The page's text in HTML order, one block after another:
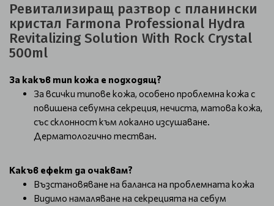
Ревитализиращ разтвор с планински
кристал Farmona Professional Hydra
Revitalizing Solution With Rock Crystal
500ml
За какъв тип кожа е подходящ?
За всички типове кожа, особено проблемна кожа с
повишена себумна секреция, нечиста, матова кожа,
със склонност към локално изсушаване.
Дерматологично тестван.
Какъв ефект да очаквам?
Възстановяване на баланса на проблемната кожа
Видимо намаляване на секрецията на себум